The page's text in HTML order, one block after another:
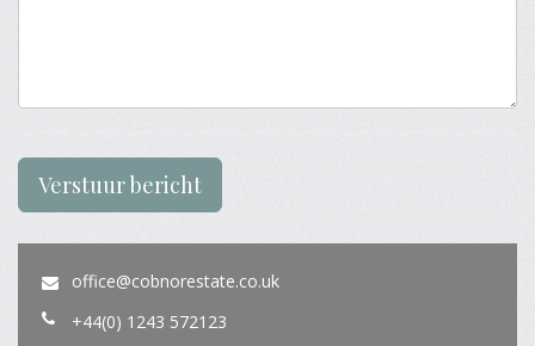
Verstuur bericht
office@cobnorestate.co.uk
+44(0) 1243 572123